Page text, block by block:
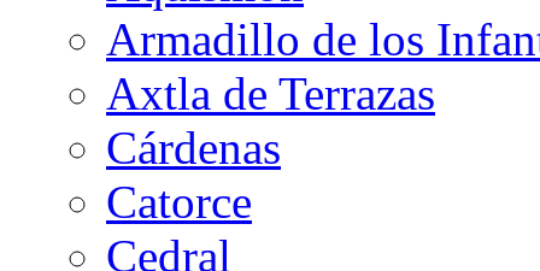
Armadillo de los
Axtla de Terrazas
Cárdenas
Catorce
Cedral